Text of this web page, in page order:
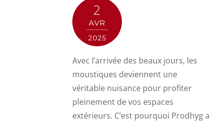
2
AVR
2025
Avec l’arrivée des beaux jours, les
moustiques deviennent une
véritable nuisance pour profiter
pleinement de vos espaces
extérieurs. C’est pourquoi Prodhyg a